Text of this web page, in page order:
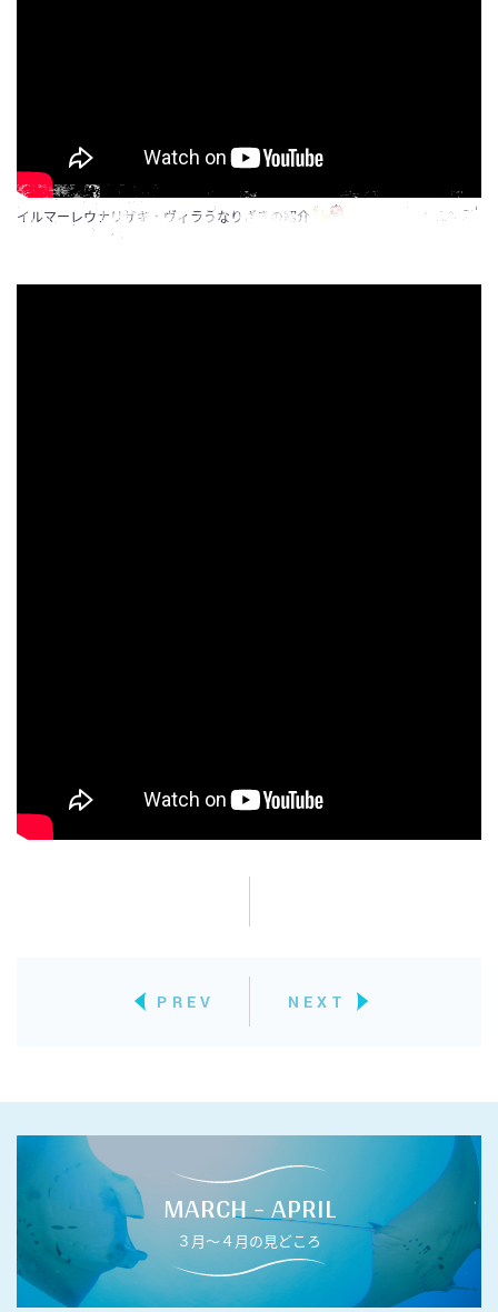
イルマーレウナリザキ・ヴィラうなりざきの紹介
PREV NEXT
MARCH - APRIL
３月〜４月の見どころ